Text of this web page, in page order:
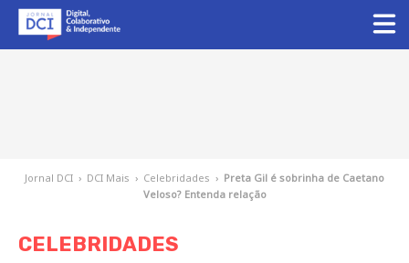
Jornal DCI › DCI Mais › Celebridades › Preta Gil é sobrinha de Caetano
Veloso? Entenda relação
CELEBRIDADES